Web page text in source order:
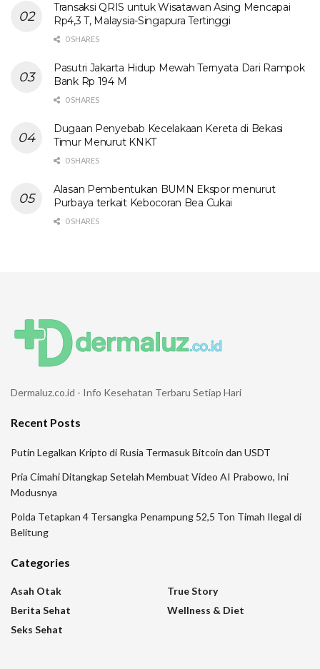
Transaksi QRIS untuk Wisatawan Asing Mencapai
Rp4,3 T, Malaysia-Singapura Tertinggi
0 SHARES
Pasutri Jakarta Hidup Mewah Ternyata Dari Rampok
Bank Rp 194 M
0 SHARES
Dugaan Penyebab Kecelakaan Kereta di Bekasi
Timur Menurut KNKT
0 SHARES
Alasan Pembentukan BUMN Ekspor menurut
Purbaya terkait Kebocoran Bea Cukai
0 SHARES
Dermaluz.co.id - Info Kesehatan Terbaru Setiap Hari
Recent Posts
Putin Legalkan Kripto di Rusia Termasuk Bitcoin dan USDT
Pria Cimahi Ditangkap Setelah Membuat Video AI Prabowo, Ini
Modusnya
Polda Tetapkan 4 Tersangka Penampung 52,5 Ton Timah Ilegal di
Belitung
Categories
Asah Otak
Berita Sehat
Seks Sehat
True Story
Wellness & Diet